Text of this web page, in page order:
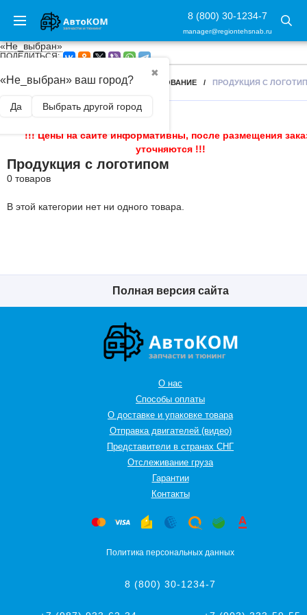
8 (800) 30-1234-7
manager@regiontehsnab.ru
«Не_выбран»
✖
«Не_выбран» ваш город?
Да Выбрать другой город
ПОДЕЛИТЬСЯ:
ГЛАВНАЯ / БУКСИРОВОЧНОЕ ОБОРУДОВАНИЕ / ПРОДУКЦИЯ С
!!! Цены на сайте информативны, после размещения
уточняются !!!
Продукция с логотипом
0 товаров
В этой категории нет ни одного товара.
Полная версия сайта
О нас
Способы оплаты
О доставке и упаковке товара
Отправка двигателей (видео)
Представители в странах СНГ
Oтслеживание груза
Гарантии
Контакты
Политика персональных данных
8 (800) 30-1234-7